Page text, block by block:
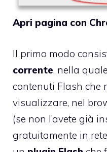
Apri pagina con
Il primo modo
corrente, nella
contenuti Flash che
visualizzare, nel
(se non l’avete già
gratuitamente in